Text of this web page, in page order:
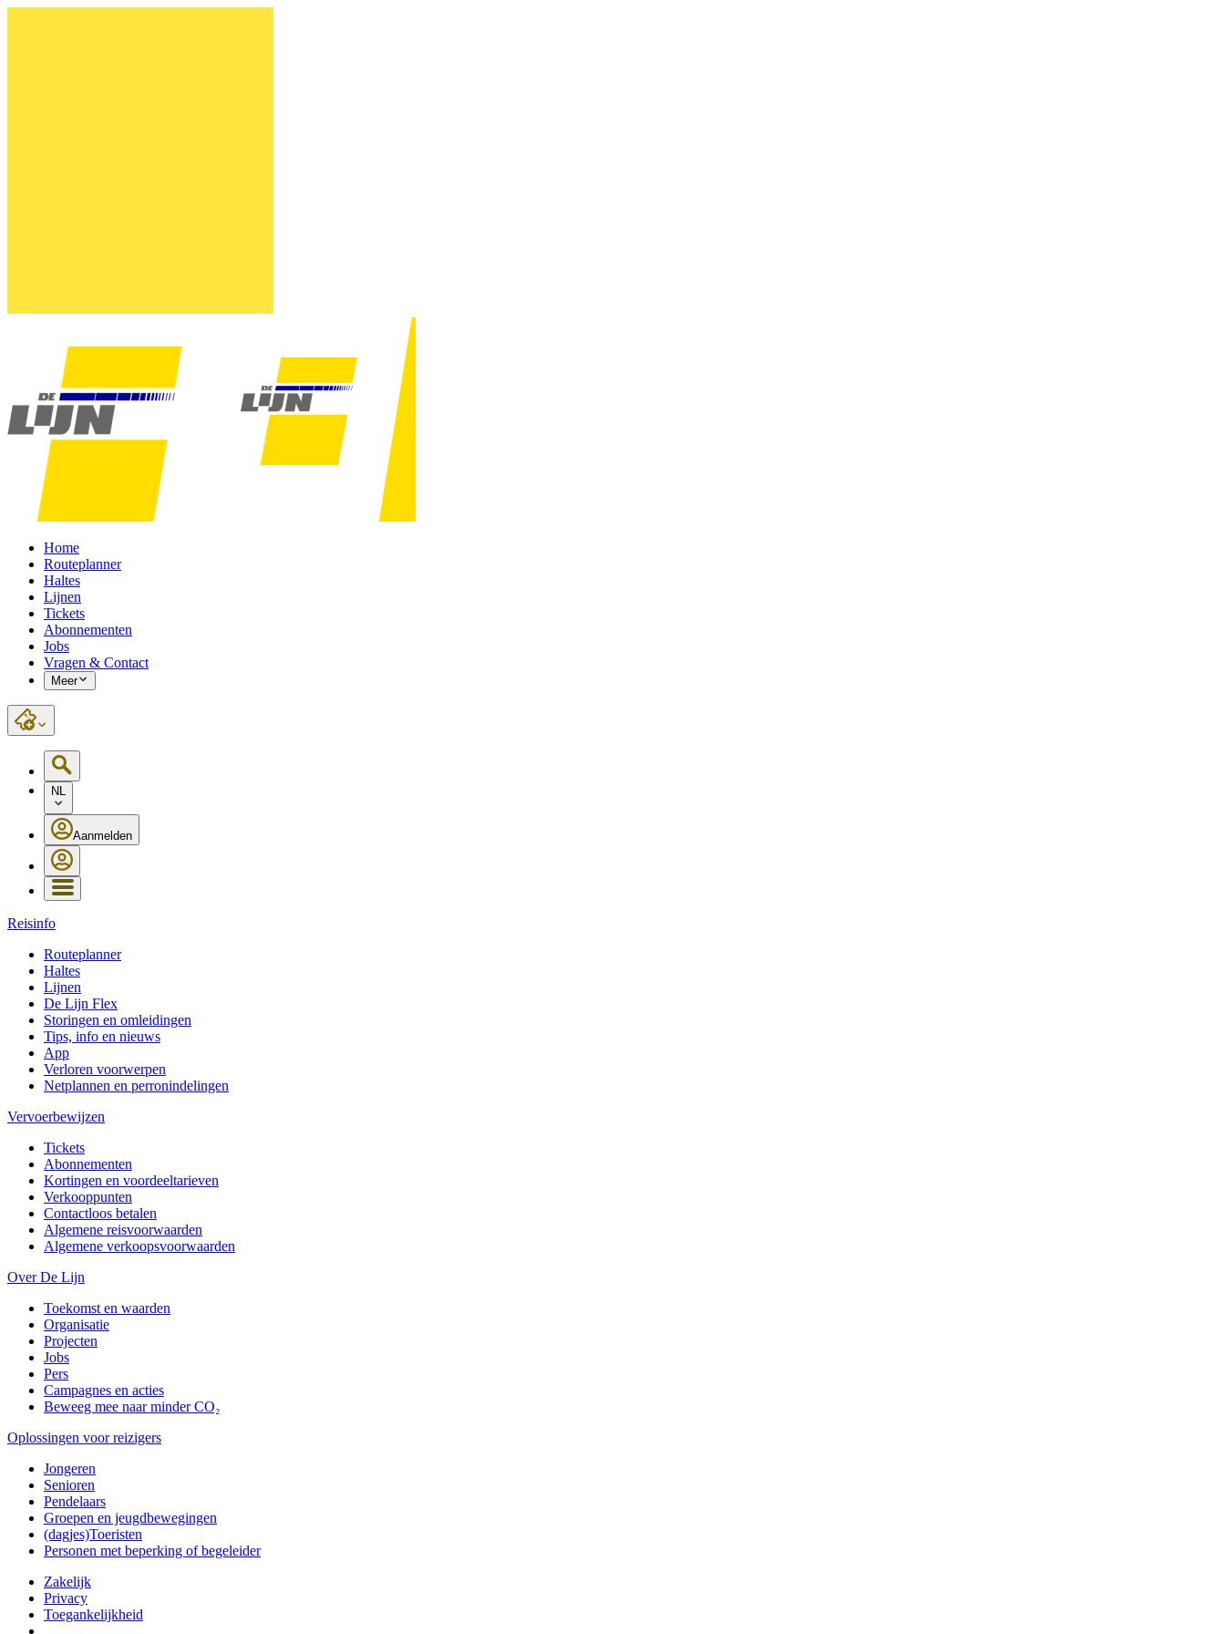
Home
Routeplanner
Haltes
Lijnen
Tickets
Abonnementen
Jobs
Vragen & Contact
Meer
NL
Aanmelden
Reisinfo
Routeplanner
Haltes
Lijnen
De Lijn Flex
Storingen en omleidingen
Tips, info en nieuws
App
Verloren voorwerpen
Netplannen en perronindelingen
Vervoerbewijzen
Tickets
Abonnementen
Kortingen en voordeeltarieven
Verkooppunten
Contactloos betalen
Algemene reisvoorwaarden
Algemene verkoopsvoorwaarden
Over De Lijn
Toekomst en waarden
Organisatie
Projecten
Jobs
Pers
Campagnes en acties
Beweeg mee naar minder CO₂
Oplossingen voor reizigers
Jongeren
Senioren
Pendelaars
Groepen en jeugdbewegingen
(dagjes)Toeristen
Personen met beperking of begeleider
Zakelijk
Privacy
Toegankelijkheid